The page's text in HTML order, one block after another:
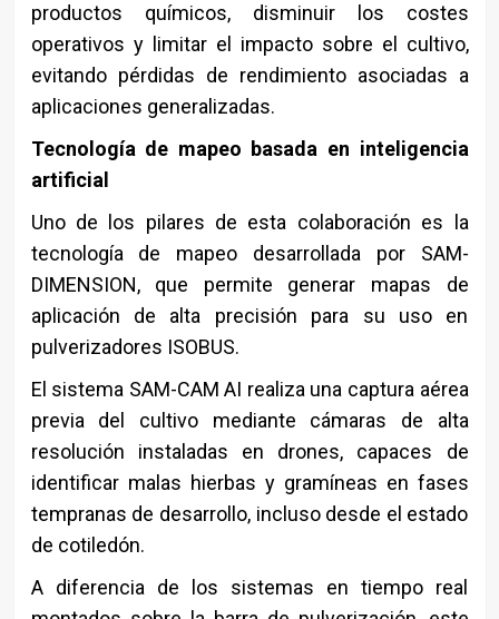
productos químicos, disminuir los costes
operativos y limitar el impacto sobre el cultivo,
evitando pérdidas de rendimiento asociadas a
aplicaciones generalizadas.
Tecnología de mapeo basada en inteligencia
artificial
Uno de los pilares de esta colaboración es la
tecnología de mapeo desarrollada por SAM-
DIMENSION, que permite generar mapas de
aplicación de alta precisión para su uso en
pulverizadores ISOBUS.
El sistema SAM-CAM AI realiza una captura aérea
previa del cultivo mediante cámaras de alta
resolución instaladas en drones, capaces de
identificar malas hierbas y gramíneas en fases
tempranas de desarrollo, incluso desde el estado
de cotiledón.
A diferencia de los sistemas en tiempo real